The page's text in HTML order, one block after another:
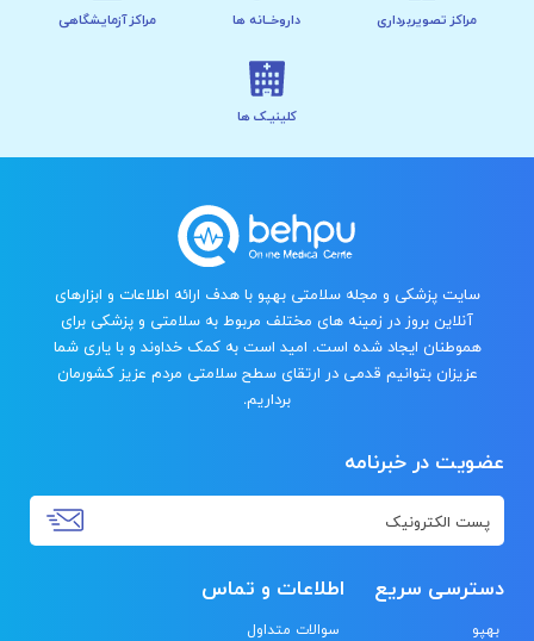
مراکز تصویربرداری داروخــانه ها مراکز آزمایشگاهی
کلینیـک ها
سایت پزشکی و مجله سلامتی بهپو با هدف ارائه اطلاعات و ابزارهای
آنلاین بروز در زمینه های مختلف مربوط به سلامتی و پزشکی برای
هموطنان ایجاد شده است. امید است به کمک خداوند و با یاری شما
عزیزان بتوانیم قدمی در ارتقای سطح سلامتی مردم عزیز کشورمان
برداریم.
عضویت در خبرنامه
دسترسی سریع
بهپو
اطلاعات و تماس
سوالات متداول